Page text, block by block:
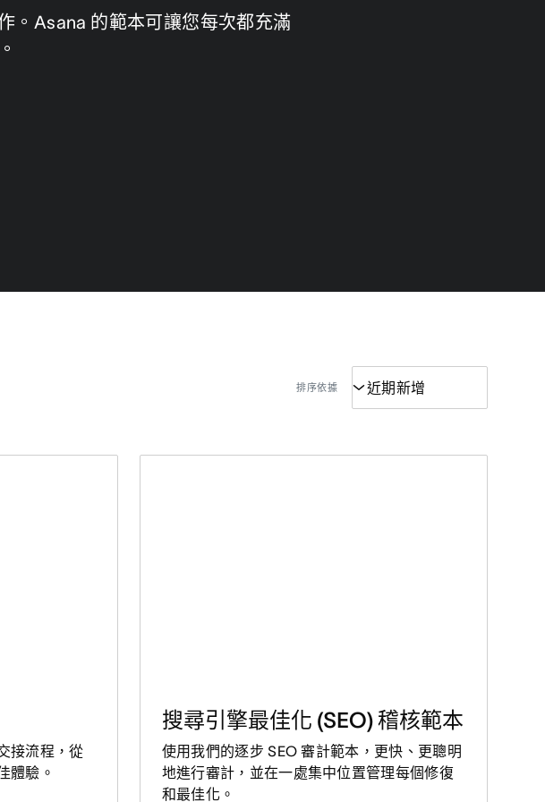
。Asana 的範本可讓您每次都充滿
排序依據
接流程，從
體驗。
搜尋引擎最佳化 (SEO) 稽核範本
使用我們的逐步 SEO 審計範本，更快、更聰明
地進行審計，並在一處集中位置管理每個修復
和最佳化。